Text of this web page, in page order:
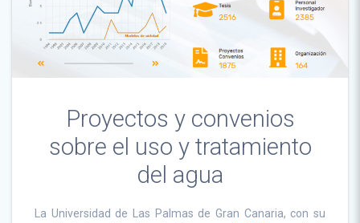
Proyectos y convenios
sobre el uso y tratamiento
del agua
La Universidad de Las Palmas de Gran Canaria, con su